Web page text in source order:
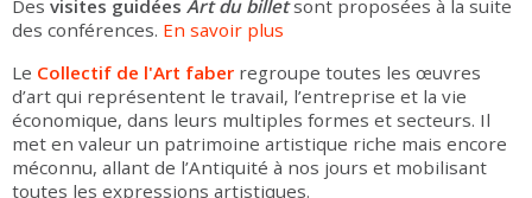
Des visites guidées Art du billetsont proposées à la suite
des conférences. En savoir plus
Le Collectif de l'Art faber regroupe toutes les œuvres
d’art qui représentent le travail, l’entreprise et la vie
économique, dans leurs multiples formes et secteurs. Il
met en valeur un patrimoine artistique riche mais encore
méconnu, allant de l’Antiquité à nos jours et mobilisant
toutes les expressions artistiques.